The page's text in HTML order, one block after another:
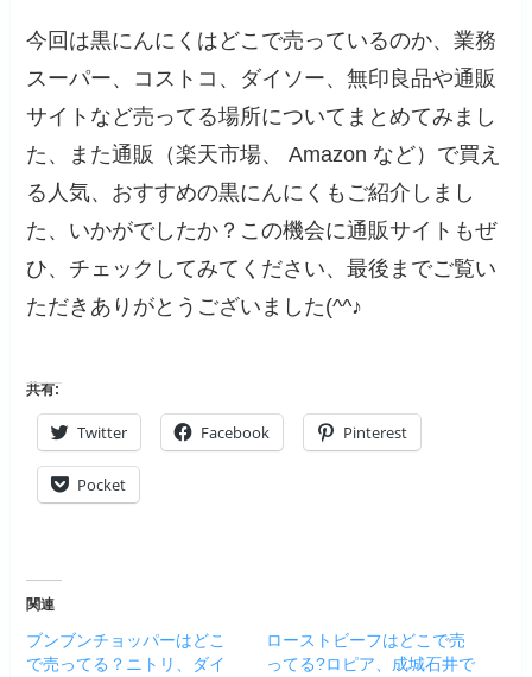
今回は黒にんにくはどこで売っているのか、業務
スーパー、コストコ、ダイソー、無印良品や通販
サイトなど売ってる場所についてまとめてみまし
た、また通販（楽天市場、 Amazon など）で買え
る人気、おすすめの黒にんにくもご紹介しまし
た、いかがでしたか？この機会に通販サイトもぜ
ひ、チェックしてみてください、最後までご覧い
ただきありがとうございました(^^♪
共有:
Twitter Facebook Pinterest
Pocket
関連
ブンブンチョッパーはどこ
で売ってる？ニトリ、ダイ
ローストビーフはどこで売
ってる?ロピア、成城石井で